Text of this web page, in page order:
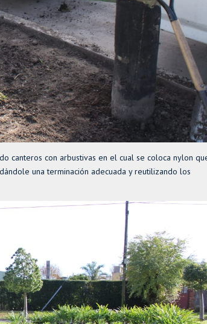
canteros con arbustivas en el cual se coloca nylon
una terminación adecuada y reutilizando los